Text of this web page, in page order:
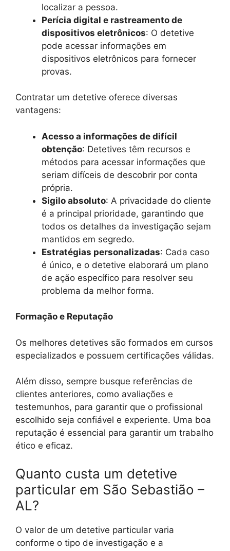
localizar a pessoa.
Perícia digital e rastreamento de
dispositivos eletrônicos: O detetive
pode acessar informações em
dispositivos eletrônicos para fornecer
provas.
Contratar um detetive oferece diversas
vantagens:
Acesso a informações de difícil
obtenção: Detetives têm recursos e
métodos para acessar informações que
seriam difíceis de descobrir por conta
própria.
Sigilo absoluto: A privacidade do cliente
é a principal prioridade, garantindo que
todos os detalhes da investigação sejam
mantidos em segredo.
Estratégias personalizadas: Cada caso
é único, e o detetive elaborará um plano
de ação específico para resolver seu
problema da melhor forma.
Formação e Reputação
Os melhores detetives são formados em cursos
especializados e possuem certificações válidas.
Além disso, sempre busque referências de
clientes anteriores, como avaliações e
testemunhos, para garantir que o profissional
escolhido seja confiável e experiente. Uma boa
reputação é essencial para garantir um trabalho
ético e eficaz.
Quanto custa um detetive
particular em São Sebastião –
AL?
O valor de um detetive particular varia
conforme o tipo de investigação e a